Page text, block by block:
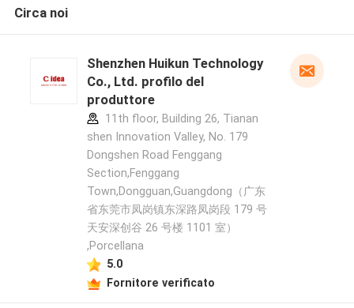
Circa noi
Shenzhen Huikun Technology
Co., Ltd. profilo del
produttore
11th floor, Building 26, Tianan
shen Innovation Valley, No. 179
Dongshen Road Fenggang
Section,Fenggang
Town,Dongguan,Guangdong（广东
省东莞市凤岗镇东深路凤岗段 179 号
天安深创谷 26 号楼 1101 室）
,Porcellana
5.0
Fornitore verificato